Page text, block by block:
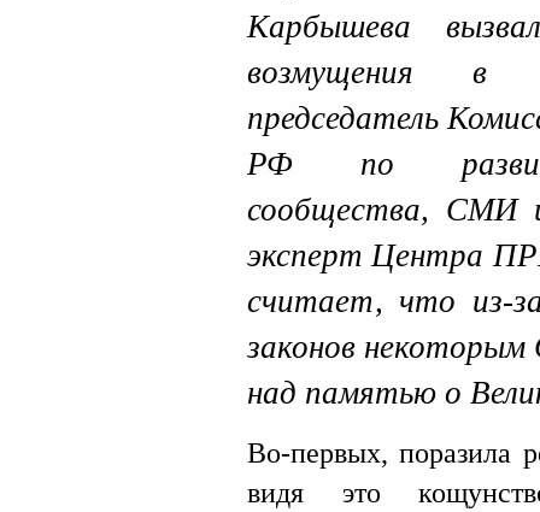
Карбышева
возмущения в
председатель
РФ по
сообщества, СМИ
эксперт Центра
считает, что из-
законов
над памятью о
Во-первых, поразила
видя это